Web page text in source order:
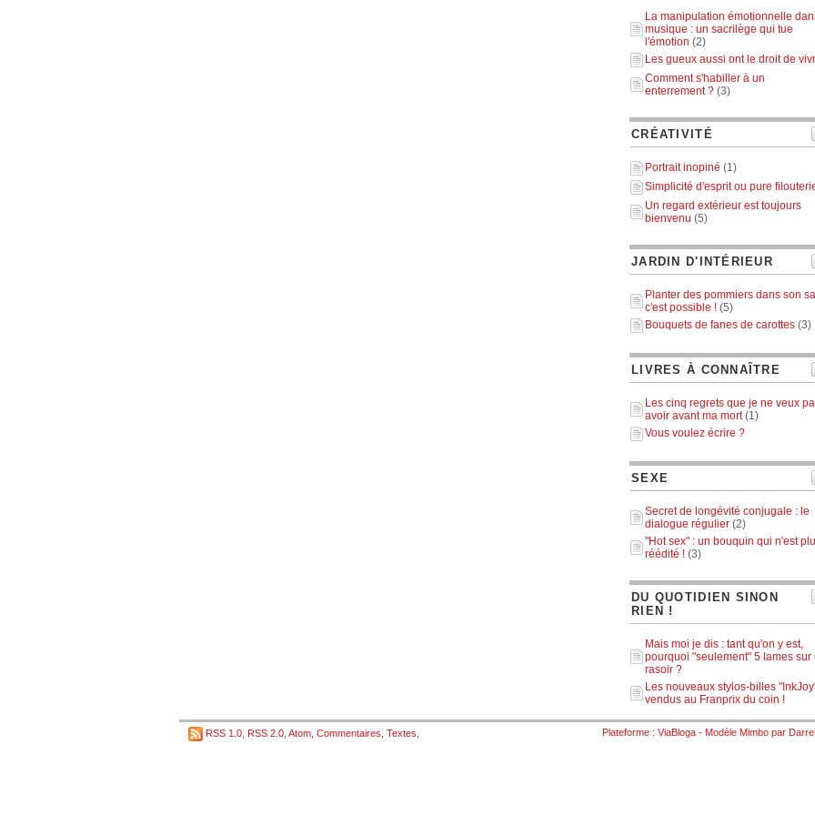
La manipulation émotionnelle
musique : un sacrilège qui tue
l'émotion (2)
Les gueux aussi ont le droit de
Comment s'habiller à un
enterrement ? (3)
CRÉATIVITÉ
Portrait inopiné (1)
Simplicité d'esprit ou pure
Un regard extérieur est toujours
bienvenu (5)
JARDIN D'INTÉRIEUR
Planter des pommiers dans son
c'est possible ! (5)
Bouquets de fanes de carottes (3)
LIVRES À CONNAÎTRE
Les cinq regrets que je ne veux
avoir avant ma mort(1)
Vous voulez écrire ?
SEXE
Secret de longévité conjugale : le
dialogue régulier (2)
"Hot sex" : un bouquin qui n'est
réédité ! (3)
DU QUOTIDIEN SINON
RIEN !
Mais moi je dis : tant qu'on y est,
pourquoi "seulement" 5 lames sur
rasoir ?
Les nouveaux stylos-billes
vendus au Franprix du coin !
RSS 1.0 RSS 2.0 Atom Commentaires Textes Plateforme : ViaBloga - Modèle Mimbo par